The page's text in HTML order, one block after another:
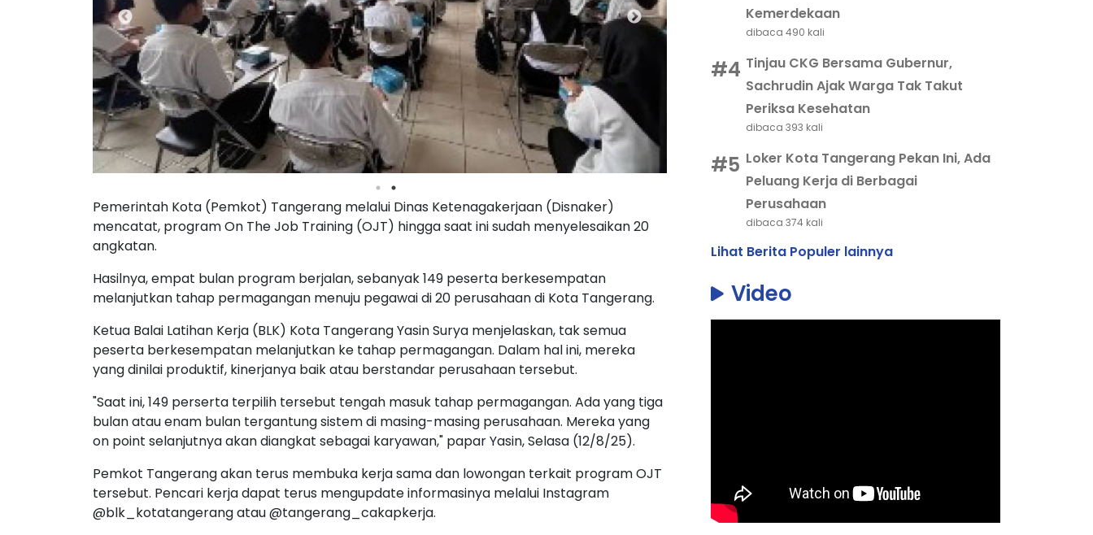
Pemerintah Kota (Pemkot) Tangerang melalui Dinas Ketenagakerjaan (Disnaker)
mencatat, program On The Job Training (OJT) hingga saat ini sudah menyelesaikan 20
angkatan.
Hasilnya, empat bulan program berjalan, sebanyak 149 peserta berkesempatan
melanjutkan tahap permagangan menuju pegawai di 20 perusahaan di Kota Tangerang.
Ketua Balai Latihan Kerja (BLK) Kota Tangerang Yasin Surya menjelaskan, tak semua
peserta berkesempatan melanjutkan ke tahap permagangan. Dalam hal ini, mereka
yang dinilai produktif, kinerjanya baik atau berstandar perusahaan tersebut.
"Saat ini, 149 perserta terpilih tersebut tengah masuk tahap permagangan. Ada yang tiga
bulan atau enam bulan tergantung sistem di masing-masing perusahaan. Mereka yang
on point selanjutnya akan diangkat sebagai karyawan," papar Yasin, Selasa (12/8/25).
Pemkot Tangerang akan terus membuka kerja sama dan lowongan terkait program OJT
tersebut. Pencari kerja dapat terus mengupdate informasinya melalui Instagram
@blk_kotatangerang atau @tangerang_cakapkerja.
Kemerdekaan
dibaca 490 kali
#4 Tinjau CKG Bersama Gubernur,
Sachrudin Ajak Warga Tak Takut
Periksa Kesehatan
dibaca 393 kali
#5 Loker Kota Tangerang Pekan Ini, Ada
Peluang Kerja di Berbagai
Perusahaan
dibaca 374 kali
Lihat Berita Populer lainnya
Video